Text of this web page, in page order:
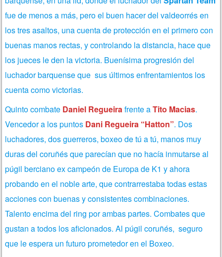
fue de menos a más, pero el buen hacer del valdeorrés en
los tres asaltos, una cuenta de protección en el primero con
buenas manos rectas, y controlando la distancia, hace que
los jueces le den la victoria. Buenísima progresión del
luchador barquense que sus últimos enfrentamientos los
cuenta como victorias.
Quinto combate Daniel Regueirafrente aTito Macias.
Vencedor a los puntos Dani Regueira “Hatton”. Dos
luchadores, dos guerreros, boxeo de tú a tú, manos muy
duras del coruñés que parecían que no hacía inmutarse al
púgil berciano ex campeón de Europa de K1 y ahora
probando en el noble arte, que contrarrestaba todas estas
acciones con buenas y consistentes combinaciones.
Talento encima del ring por ambas partes. Combates que
gustan a todos los aficionados. Al púgil coruñés, seguro
que le espera un futuro prometedor en el Boxeo.